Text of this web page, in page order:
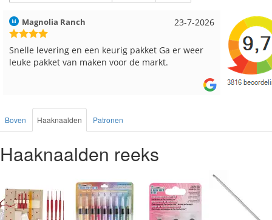
17-7-2026
Hilde uit Loyers
Reeds meerdere keren breigaren en breinaalden
besteld, altijd heel tevreden over de service.
Loes uit
Snelle
Boven Haaknaalden Patronen
Haaknaalden reeks